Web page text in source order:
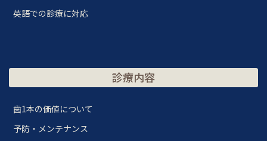
英語での診療に対応
診療内容
歯1本の価値について
予防・メンテナンス